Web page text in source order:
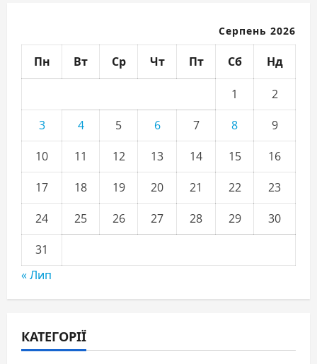
Серпень 2026
Пн Вт Ср Чт Пт Сб Нд
1
2
3
4 5 6 7 8
9
10
11 12 13 14 15
16
17
18 19 20 21 22
23
24
25 26 27 28 29
30
31
« Лип
КАТЕГОРІЇ